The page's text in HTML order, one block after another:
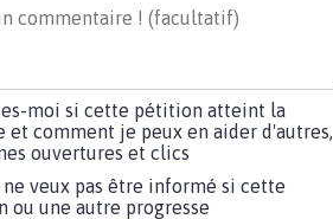
moi si cette pétition atteint la
et comment je peux en aider d'autres,
ouvertures et clics
ne veux pas être informé si cette
ou une autre progresse